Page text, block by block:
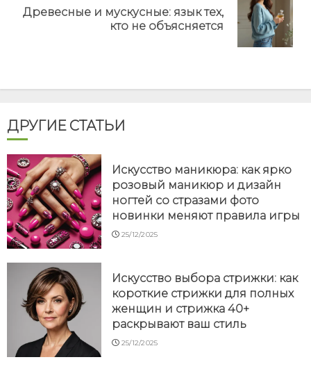
Next
Древесные и мускусные: язык тех,
кто не объясняется
ДРУГИЕ СТАТЬИ
Искусство маникюра: как ярко
розовый маникюр и дизайн
ногтей со стразами фото
новинки меняют правила игры
25/12/2025
Искусство выбора стрижки: как
короткие стрижки для полных
женщин и стрижка 40+
раскрывают ваш стиль
25/12/2025